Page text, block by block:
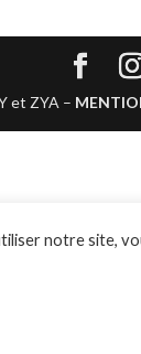
et ZYA –
notre site,